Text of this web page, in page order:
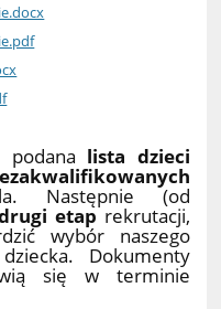
lista dzieci
Następnie (od
etaprekrutacji,
wybór naszego
Dokumenty
się w terminie